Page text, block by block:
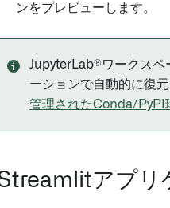
ンをプレビューします。
JupyterLab®ワークス
ーションで自動的に復
管理されたConda/PyPI
アプリ